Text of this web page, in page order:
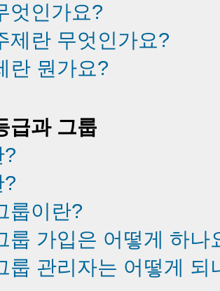
엇인가요?
제란 무엇인가요?
란 뭔가요?
급과 그룹
?
?
룹이란?
룹 가입은 어떻게 하나
룹 관리자는 어떻게 되